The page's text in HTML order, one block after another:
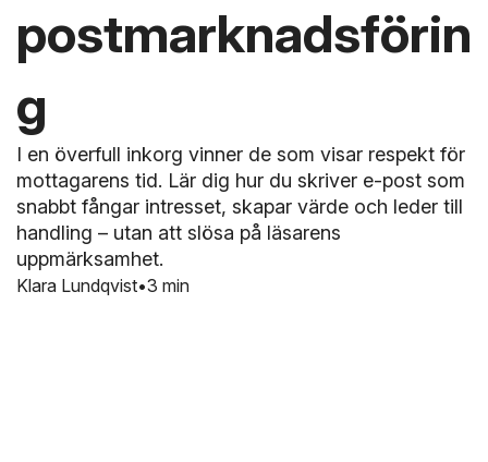
postmarknadsförin
g
3 min
I en överfull inkorg vinner de som visar respekt för
mottagarens tid. Lär dig hur du skriver e-post som
snabbt fångar intresset, skapar värde och leder till
handling – utan att slösa på läsarens
uppmärksamhet.
Klara Lundqvist